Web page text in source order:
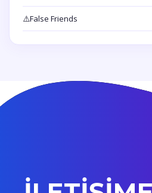
⚠️False Friends